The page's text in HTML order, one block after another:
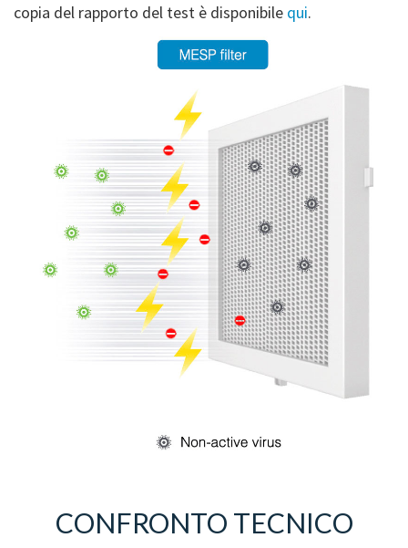
copia del rapporto del test è disponibile qui.
CONFRONTO TECNICO